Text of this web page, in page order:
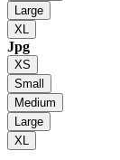
Large
XL
Jpg
XS
Small
Medium
Large
XL